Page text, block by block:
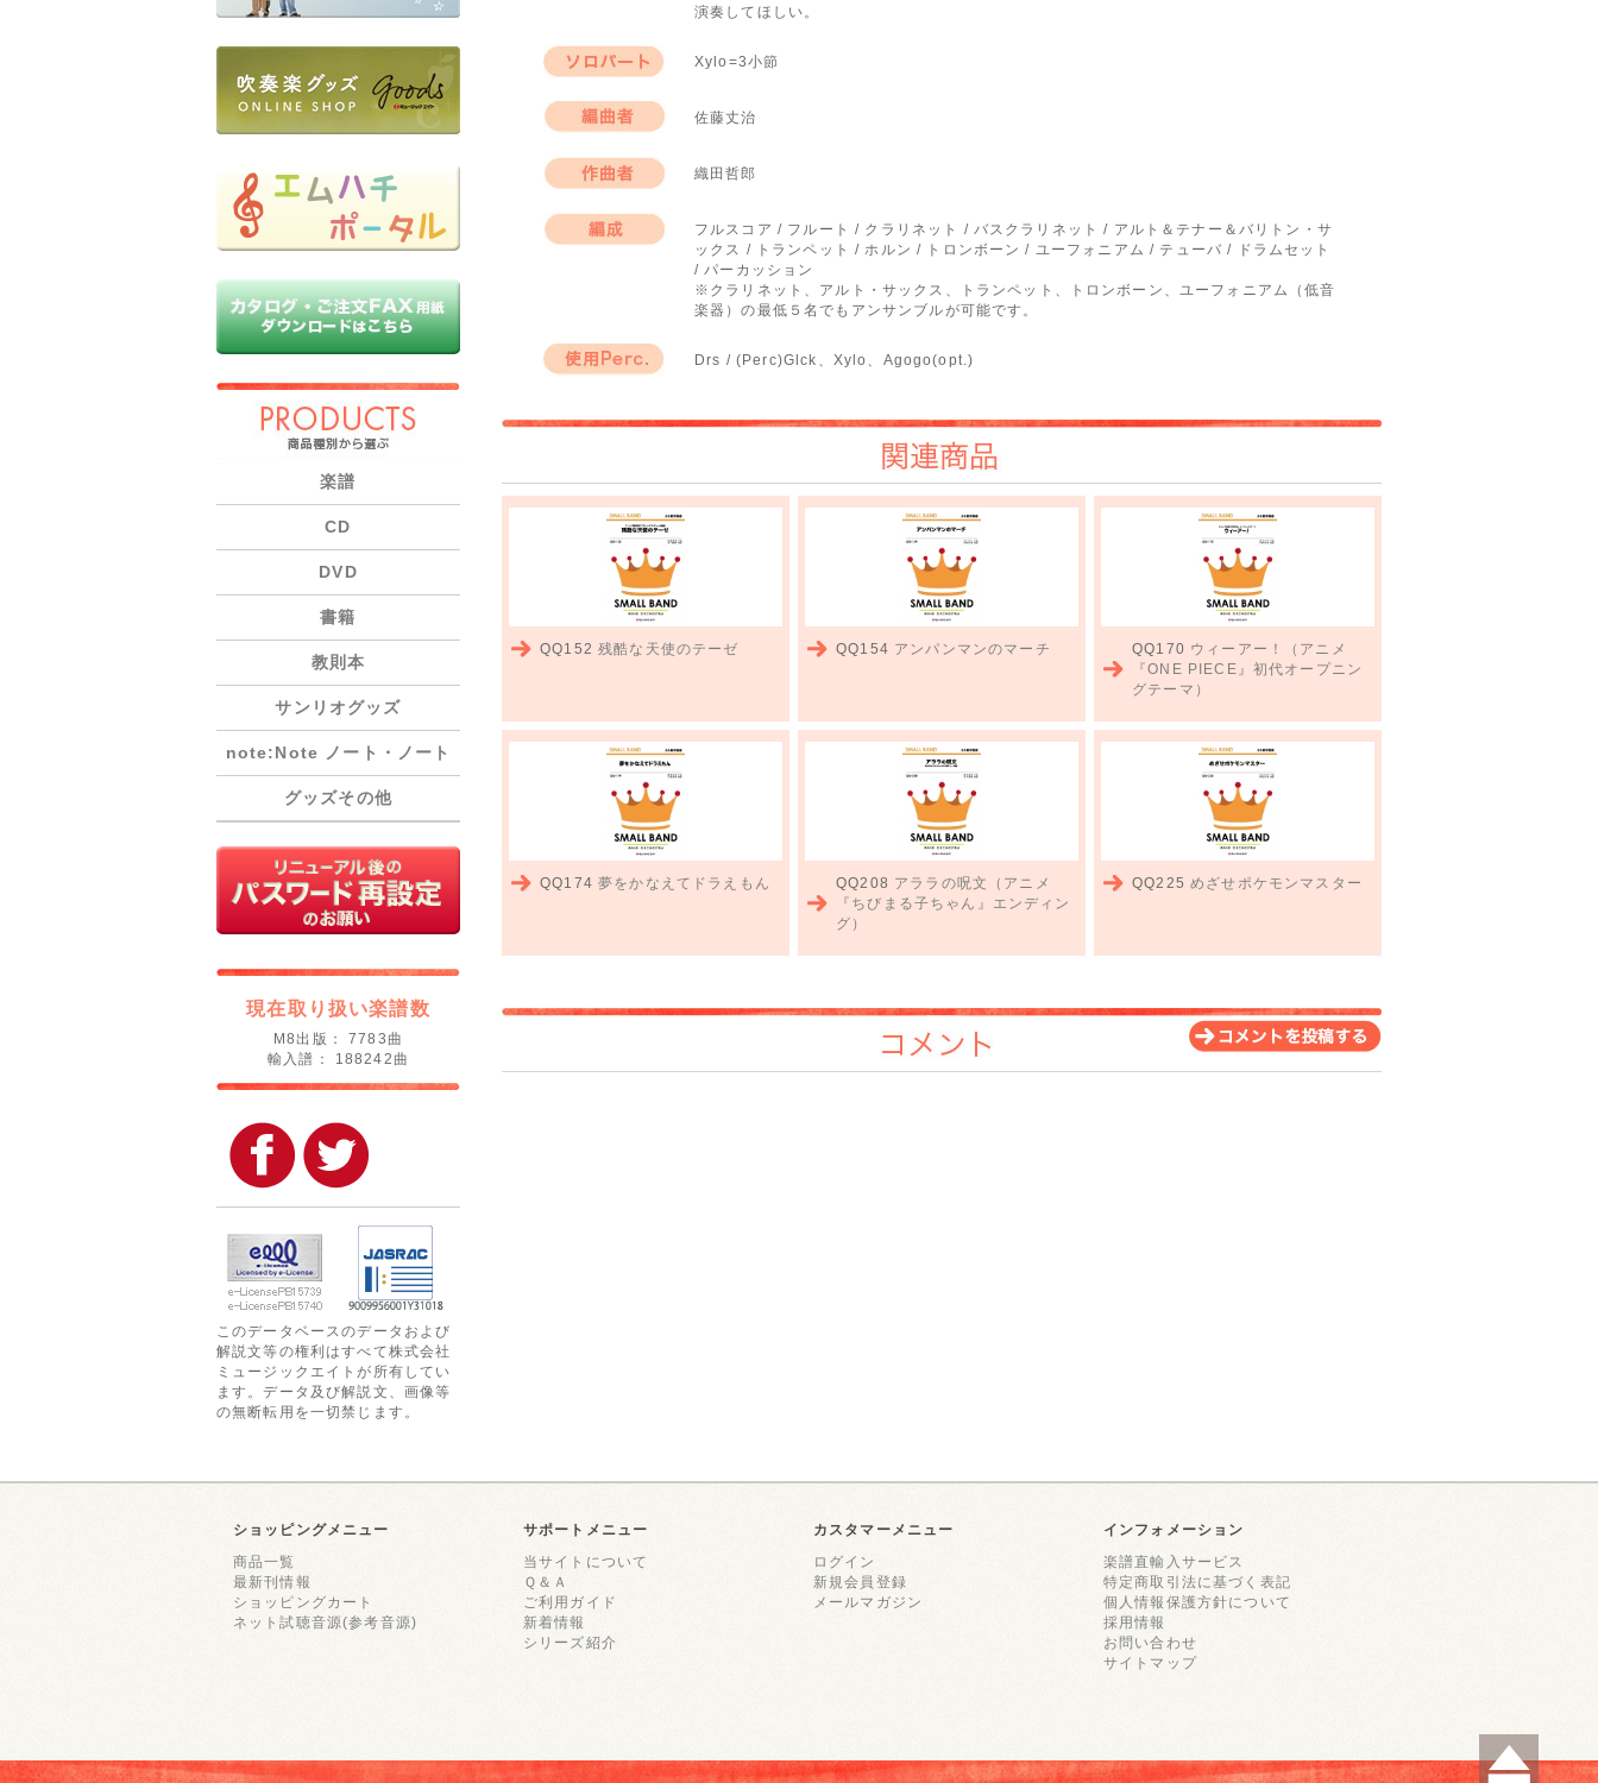
楽譜
CD
DVD
書籍
教則本
サンリオグッズ
note:Note ノート・ノート
グッズその他
現在取り扱い楽譜数
M8出版： 7783曲
輸入譜： 188242曲
このデータベースのデータおよび
解説文等の権利はすべて株式会社
ミュージックエイトが所有してい
ます。データ及び解説文、画像等
の無断転用を一切禁じます。
演奏してほしい。
Xylo=3小節
佐藤丈治
織田哲郎
フルスコア / フルート / クラリネット / バスクラリネット / アルト＆テナー＆バリトン・サ
ックス / トランペット / ホルン / トロンボーン / ユーフォニアム / テューバ / ドラムセット
/ パーカッション
※クラリネット、アルト・サックス、トランペット、トロンボーン、ユーフォニアム（低音
楽器）の最低５名でもアンサンブルが可能です。
Drs / (Perc)Glck、Xylo、Agogo(opt.)
関連商品
QQ152残酷な天使のテーゼ QQ154 アンパンマンのマーチ QQ170 ウィーアー！（アニメ
『ONE PIECE』初代オープニン
グテーマ）
QQ174夢をかなえてドラえもん QQ208 アララの呪文（アニメ
『ちびまる子ちゃん』エンディン
グ）
QQ225めざせポケモンマスター
コメント
ショッピングメニュー
商品一覧
最新刊情報
ショッピングカート
ネット試聴音源(参考音源)
サポートメニュー
当サイトについて
Ｑ＆Ａ
ご利用ガイド
新着情報
シリーズ紹介
カスタマーメニュー
ログイン
新規会員登録
メールマガジン
インフォメーション
楽譜直輸入サービス
特定商取引法に基づく表記
個人情報保護方針について
採用情報
お問い合わせ
サイトマップ